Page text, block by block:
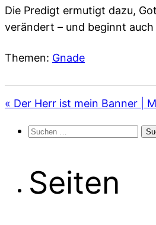
Die Predigt ermutigt dazu,
verändert – und beginnt
Themen: Gnade
« Der Herr ist mein Banner |
Suchen
Seiten